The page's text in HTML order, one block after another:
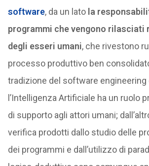
software, da un lato la
programmi che vengono rilasciati
degli esseri umani, che rivestono
processo produttivo ben
tradizione del software engineering
l’Intelligenza Artificiale ha un ruolo
di supporto agli attori umani;
verifica prodotti dallo studio delle
dei programmi e dall’utilizzo di